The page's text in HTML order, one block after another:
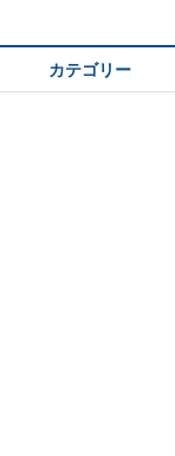
カテゴリー